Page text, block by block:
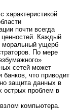
характеристикой
почти всегда
Каждый
моральный ущерб
По мере
сетей может
банков, что приводит
защита данных в
острых проблем в
компьютера.